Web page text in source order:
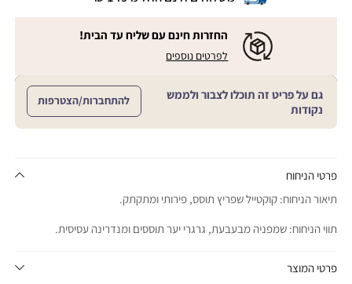
|
משלוחים
חינם
מ
₪
|
עם
עד
sale
(16)
החזרות חינם עם שליח עד הבית!
לפרטים נוספים
|
החזרות
שליח
|
גם על פריט זה תוכלו לצבור ולממש
נקודות
להתחברות/הצטרפות
פרטי הניחוח
פרטי המוצר
תיאור הניחוח: קוקטייל שפריץ תוסס, פירותי ומתקתק.
תווי הניחוח: שמפניה מבעבעת, גרגרי יער תוססים ומנדרינה עסיסית.